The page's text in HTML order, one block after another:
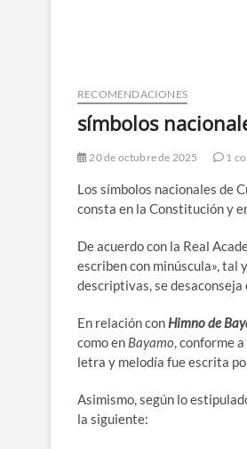
RECOMENDACIONES
símbolos
20 de octubre de 2025 1
Los símbolos nacionales de
consta en la Constitución y
De acuerdo con la Real
escriben con minúscula», tal
descriptivas, se desaconseja
En relación conHimno de
como en Bayamo, conforme
letra y melodía fue escrita
Asimismo, según lo
la siguiente: